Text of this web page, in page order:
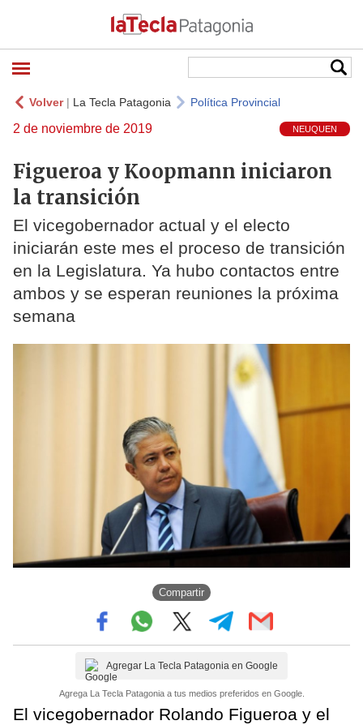
Volver| La Tecla Patagonia Política Provincial
2 de noviembre de 2019 NEUQUEN
Figueroa y Koopmann iniciaron
la transición
El vicegobernador actual y el electo
iniciarán este mes el proceso de transición
en la Legislatura. Ya hubo contactos entre
ambos y se esperan reuniones la próxima
semana
Compartir
Agregar La Tecla Patagonia en Google
Agrega La Tecla Patagonia a tus medios preferidos en Google.
El vicegobernador Rolando Figueroa y el